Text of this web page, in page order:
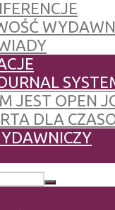
JEST OPEN
DLA